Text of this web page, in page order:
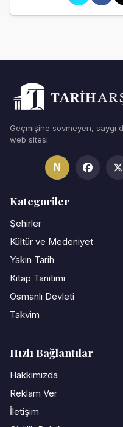
Geçmişine sövmeyen, saygı
web sitesi
N
Kategoriler
Şehirler
Kültür ve Medeniyet
Yakın Tarih
Kitap Tanıtımı
Osmanlı Devleti
Takvim
Hızlı Bağlantılar
Hakkımızda
Reklam Ver
İletişim